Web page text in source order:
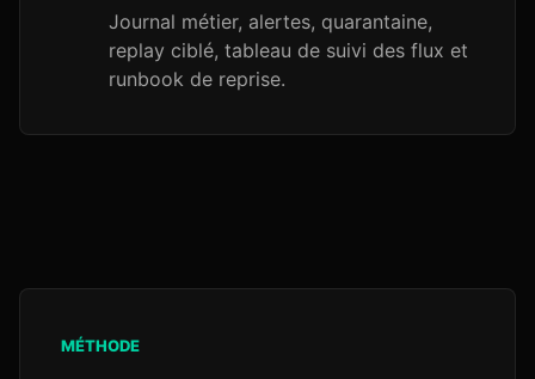
Journal métier, alertes, quarantaine,
replay ciblé, tableau de suivi des flux et
runbook de reprise.
MÉTHODE